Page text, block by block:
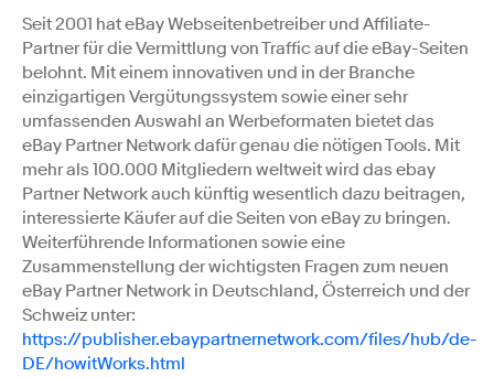
Seit 2001 hat eBay Webseitenbetreiber und Affiliate-
Partner für die Vermittlung von Traffic auf die eBay-Seiten
belohnt. Mit einem innovativen und in der Branche
einzigartigen Vergütungssystem sowie einer sehr
umfassenden Auswahl an Werbeformaten bietet das
eBay Partner Network dafür genau die nötigen Tools. Mit
mehr als 100.000 Mitgliedern weltweit wird das ebay
Partner Network auch künftig wesentlich dazu beitragen,
interessierte Käufer auf die Seiten von eBay zu bringen.
Weiterführende Informationen sowie eine
Zusammenstellung der wichtigsten Fragen zum neuen
eBay Partner Network in Deutschland, Österreich und der
Schweiz unter:
https://publisher.ebaypartnernetwork.com/files/hub/de-
DE/howitWorks.html